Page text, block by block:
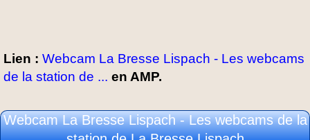
Lien : Webcam La Bresse Lispach - Les webcams
de la station de ... en AMP.
Webcam La Bresse Lispach - Les webcams de la